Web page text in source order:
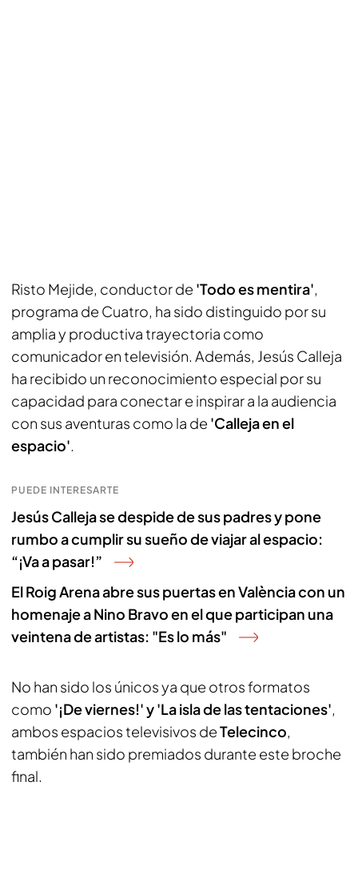
Risto Mejide, conductor de 'Todo es mentira',
programa de Cuatro, ha sido distinguido por su
amplia y productiva trayectoria como
comunicador en televisión. Además, Jesús Calleja
ha recibido un reconocimiento especial por su
capacidad para conectar e inspirar a la audiencia
con sus aventuras como la de 'Calleja en el
espacio'.
PUEDE INTERESARTE
Jesús Calleja se despide de sus padres y pone
rumbo a cumplir su sueño de viajar al espacio:
“¡Va a pasar!”
El Roig Arena abre sus puertas en València con un
homenaje a Nino Bravo en el que participan una
veintena de artistas: "Es lo más"
No han sido los únicos ya que otros formatos
como '¡De viernes!' y 'La isla de las tentaciones',
ambos espacios televisivos deTelecinco,
también han sido premiados durante este broche
final.